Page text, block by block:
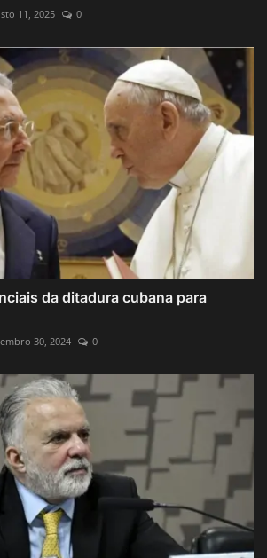
11, 2025 0
da ditadura cubana para
30, 2024 0